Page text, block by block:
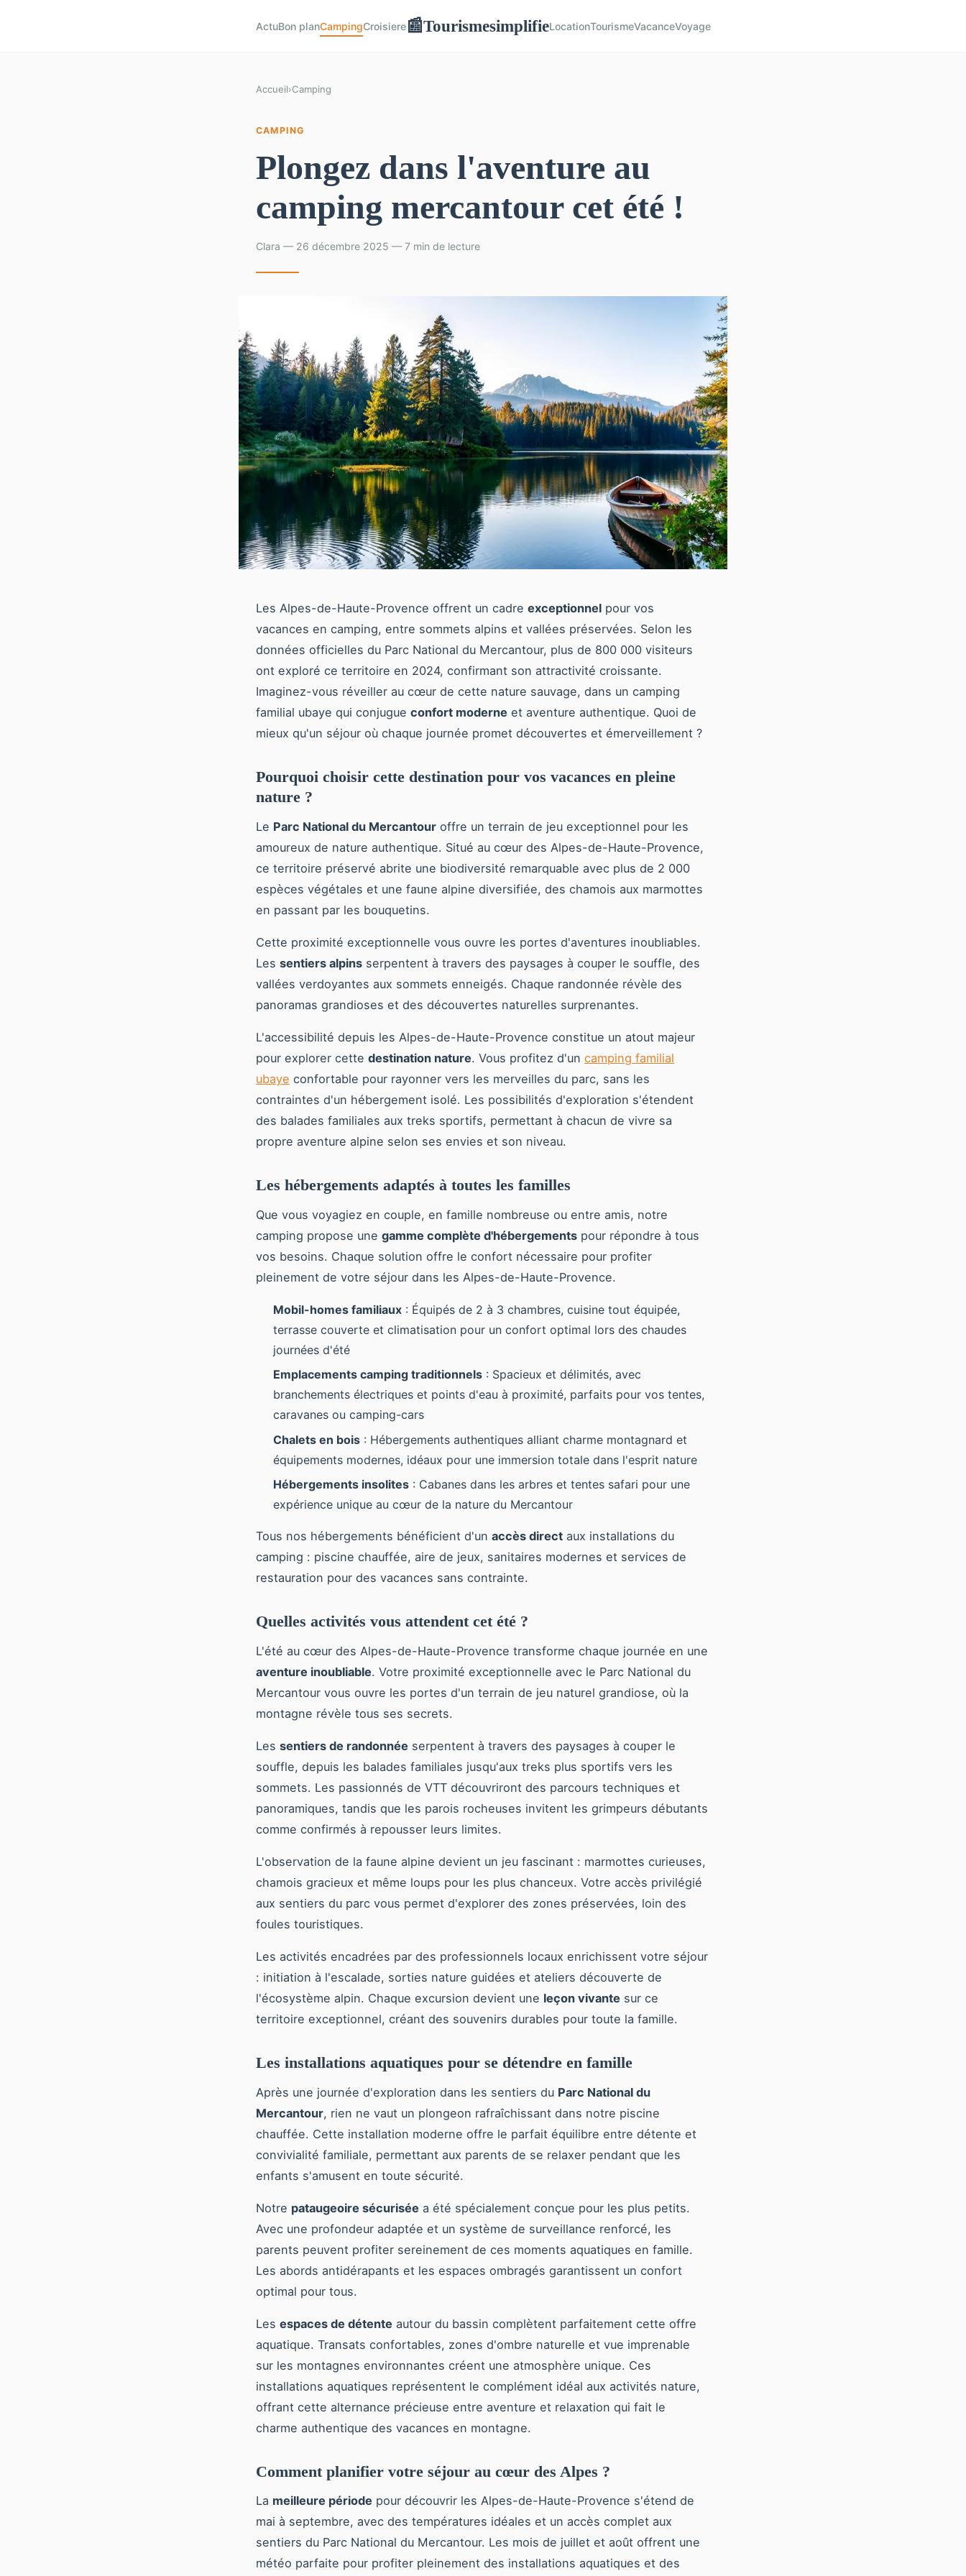
ActuBon planCampingCroisiere📰TourismesimplifieLocationTourismeVacanceVoyage
Accueil›Camping
CAMPING
Plongez dans l'aventure au
camping mercantour cet été !
Clara — 26 décembre 2025 — 7 min de lecture
Les Alpes-de-Haute-Provence offrent un cadre exceptionnel pour vos
vacances en camping, entre sommets alpins et vallées préservées. Selon les
données officielles du Parc National du Mercantour, plus de 800 000 visiteurs
ont exploré ce territoire en 2024, confirmant son attractivité croissante.
Imaginez-vous réveiller au cœur de cette nature sauvage, dans un camping
familial ubaye qui conjugue confort moderne et aventure authentique. Quoi de
mieux qu'un séjour où chaque journée promet découvertes et émerveillement ?
Pourquoi choisir cette destination pour vos vacances en pleine
nature ?
Le Parc National du Mercantour offre un terrain de jeu exceptionnel pour les
amoureux de nature authentique. Situé au cœur des Alpes-de-Haute-Provence,
ce territoire préservé abrite une biodiversité remarquable avec plus de 2 000
espèces végétales et une faune alpine diversifiée, des chamois aux marmottes
en passant par les bouquetins.
Cette proximité exceptionnelle vous ouvre les portes d'aventures inoubliables.
Les sentiers alpins serpentent à travers des paysages à couper le souffle, des
vallées verdoyantes aux sommets enneigés. Chaque randonnée révèle des
panoramas grandioses et des découvertes naturelles surprenantes.
L'accessibilité depuis les Alpes-de-Haute-Provence constitue un atout majeur
pour explorer cette destination nature. Vous profitez d'un camping familial
ubaye confortable pour rayonner vers les merveilles du parc, sans les
contraintes d'un hébergement isolé. Les possibilités d'exploration s'étendent
des balades familiales aux treks sportifs, permettant à chacun de vivre sa
propre aventure alpine selon ses envies et son niveau.
Les hébergements adaptés à toutes les familles
Que vous voyagiez en couple, en famille nombreuse ou entre amis, notre
camping propose une gamme complète d'hébergements pour répondre à tous
vos besoins. Chaque solution offre le confort nécessaire pour profiter
pleinement de votre séjour dans les Alpes-de-Haute-Provence.
Mobil-homes familiaux : Équipés de 2 à 3 chambres, cuisine tout équipée,
terrasse couverte et climatisation pour un confort optimal lors des chaudes
journées d'été
Emplacements camping traditionnels : Spacieux et délimités, avec
branchements électriques et points d'eau à proximité, parfaits pour vos tentes,
caravanes ou camping-cars
Chalets en bois : Hébergements authentiques alliant charme montagnard et
équipements modernes, idéaux pour une immersion totale dans l'esprit nature
Hébergements insolites : Cabanes dans les arbres et tentes safari pour une
expérience unique au cœur de la nature du Mercantour
Tous nos hébergements bénéficient d'un accès direct aux installations du
camping : piscine chauffée, aire de jeux, sanitaires modernes et services de
restauration pour des vacances sans contrainte.
Quelles activités vous attendent cet été ?
L'été au cœur des Alpes-de-Haute-Provence transforme chaque journée en une
aventure inoubliable. Votre proximité exceptionnelle avec le Parc National du
Mercantour vous ouvre les portes d'un terrain de jeu naturel grandiose, où la
montagne révèle tous ses secrets.
Les sentiers de randonnée serpentent à travers des paysages à couper le
souffle, depuis les balades familiales jusqu'aux treks plus sportifs vers les
sommets. Les passionnés de VTT découvriront des parcours techniques et
panoramiques, tandis que les parois rocheuses invitent les grimpeurs débutants
comme confirmés à repousser leurs limites.
L'observation de la faune alpine devient un jeu fascinant : marmottes curieuses,
chamois gracieux et même loups pour les plus chanceux. Votre accès privilégié
aux sentiers du parc vous permet d'explorer des zones préservées, loin des
foules touristiques.
Les activités encadrées par des professionnels locaux enrichissent votre séjour
: initiation à l'escalade, sorties nature guidées et ateliers découverte de
l'écosystème alpin. Chaque excursion devient une leçon vivante sur ce
territoire exceptionnel, créant des souvenirs durables pour toute la famille.
Les installations aquatiques pour se détendre en famille
Après une journée d'exploration dans les sentiers du Parc National du
Mercantour, rien ne vaut un plongeon rafraîchissant dans notre piscine
chauffée. Cette installation moderne offre le parfait équilibre entre détente et
convivialité familiale, permettant aux parents de se relaxer pendant que les
enfants s'amusent en toute sécurité.
Notre pataugeoire sécurisée a été spécialement conçue pour les plus petits.
Avec une profondeur adaptée et un système de surveillance renforcé, les
parents peuvent profiter sereinement de ces moments aquatiques en famille.
Les abords antidérapants et les espaces ombragés garantissent un confort
optimal pour tous.
Les espaces de détente autour du bassin complètent parfaitement cette offre
aquatique. Transats confortables, zones d'ombre naturelle et vue imprenable
sur les montagnes environnantes créent une atmosphère unique. Ces
installations aquatiques représentent le complément idéal aux activités nature,
offrant cette alternance précieuse entre aventure et relaxation qui fait le
charme authentique des vacances en montagne.
Comment planifier votre séjour au cœur des Alpes ?
La meilleure période pour découvrir les Alpes-de-Haute-Provence s'étend de
mai à septembre, avec des températures idéales et un accès complet aux
sentiers du Parc National du Mercantour. Les mois de juillet et août offrent une
météo parfaite pour profiter pleinement des installations aquatiques et des